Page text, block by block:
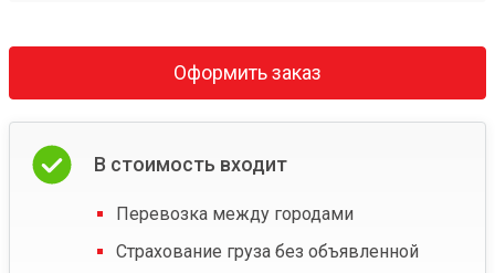
Оформить заказ
В стоимость входит
Перевозка между городами
Страхование груза без объявленной